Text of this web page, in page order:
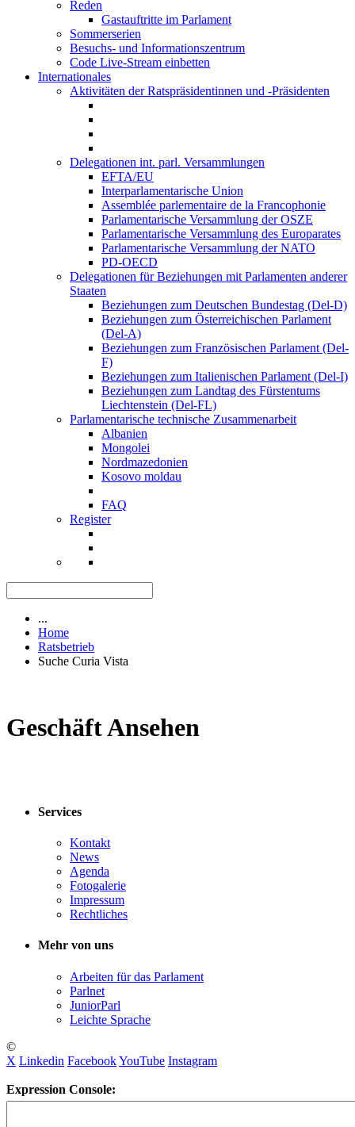
Reden
Gastauftritte im Parlament
Sommerserien
Besuchs- und Informationszentrum
Code Live-Stream einbetten
Internationales
Aktivitäten der Ratspräsidentinnen und -Präsidenten
Delegationen int. parl. Versammlungen
EFTA/EU
Interparlamentarische Union
Assemblée parlementaire de la Francophonie
Parlamentarische Versammlung der OSZE
Parlamentarische Versammlung des Europarates
Parlamentarische Versammlung der NATO
PD-OECD
Delegationen für Beziehungen mit Parlamenten anderer
Staaten
Beziehungen zum Deutschen Bundestag (Del-D)
Beziehungen zum Österreichischen Parlament
(Del-A)
Beziehungen zum Französischen Parlament (Del-
F)
Beziehungen zum Italienischen Parlament (Del-I)
Beziehungen zum Landtag des Fürstentums
Liechtenstein (Del-FL)
Parlamentarische technische Zusammenarbeit
Albanien
Mongolei
Nordmazedonien
Kosovo moldau
FAQ
Register
...
Home
Ratsbetrieb
Suche Curia Vista
Geschäft Ansehen
Services
Kontakt
News
Agenda
Fotogalerie
Impressum
Rechtliches
Mehr von uns
Arbeiten für das Parlament
Parlnet
JuniorParl
Leichte Sprache
©
X Linkedin FacebookYouTube Instagram
Expression Console: